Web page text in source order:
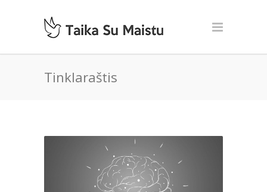
Tinklaraštis